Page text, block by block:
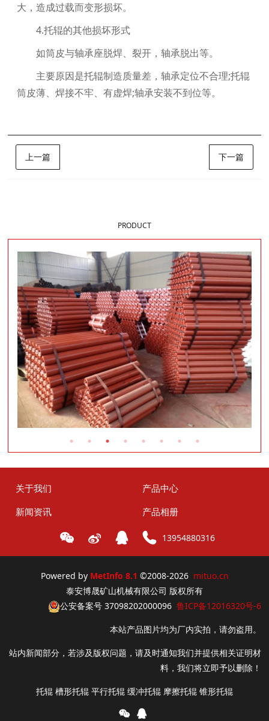
大，造成过载而变形损坏。
4.托辊的其他损坏形式
如筒皮与轴承座脱焊、裂开，轴承脱出等。
主要原因是托辊制造质量差，轴承定位不合理;托辊
筒皮薄、焊接不牢、有虚焊;轴承安装不到位等。
上一篇 下一篇
PRODUCT
关于我们
产品中心
新闻资讯
产品相册
13954880316
Powered by MetInfo 8.1 ©2008-2026 mituo.cn
泰安博晟矿山机械有限公司 版权所有
公安备案号 37098202000096 鲁ICP备12016320号-6
本站产品图片均为厂内实拍，请勿盗用。
站内新闻部分，若涉及版权问题，请及时通知我们并提供相关证明材
料，我们将立即予以删除！
托辊 槽形托辊 平行托辊 缓冲托辊 摩擦托辊 锥形托辊